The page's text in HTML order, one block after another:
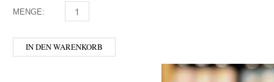
MENGE: BULMERS MENGE
IN DEN WARENKORB